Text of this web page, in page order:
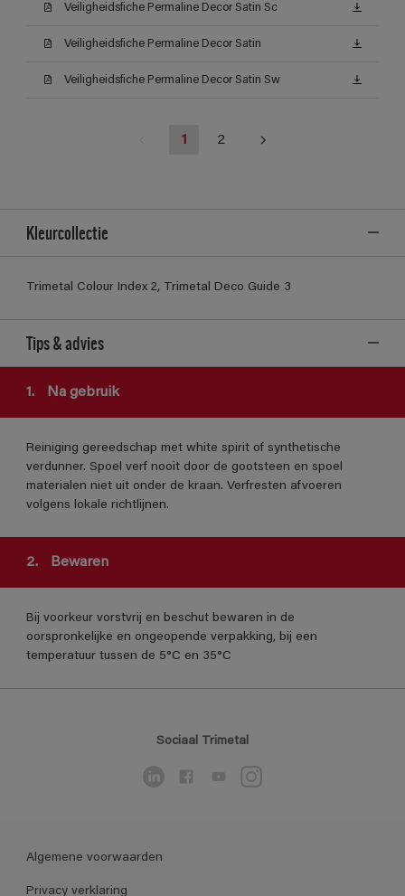
Veiligheidsfiche Permaline Decor Satin Sc
Veiligheidsfiche Permaline Decor Satin
Veiligheidsfiche Permaline Decor Satin Sw
1 2
Kleurcollectie
Trimetal Colour Index 2, Trimetal Deco Guide 3
Tips & advies
1. Na gebruik
Reiniging gereedschap met white spirit of synthetische
verdunner. Spoel verf nooit door de gootsteen en spoel
materialen niet uit onder de kraan. Verfresten afvoeren
volgens lokale richtlijnen.
2. Bewaren
Bij voorkeur vorstvrij en beschut bewaren in de
oorspronkelijke en ongeopende verpakking, bij een
temperatuur tussen de 5°C en 35°C
Sociaal Trimetal
Algemene voorwaarden
Privacy verklaring